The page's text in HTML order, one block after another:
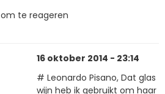
om te reageren
16 oktober 2014 - 23:14
# Leonardo Pisano, Dat glas
wijn heb ik gebruikt om haar